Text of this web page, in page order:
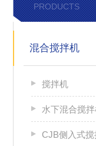
PRODUCTS
混合搅拌机
搅拌机
水下混合搅
CJB侧入式